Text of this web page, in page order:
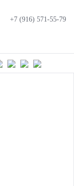
+7 (916) 571-55-79